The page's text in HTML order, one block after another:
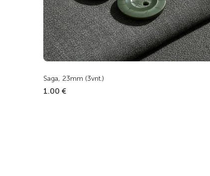
Saga, 23mm (3vnt.)
1.00 €